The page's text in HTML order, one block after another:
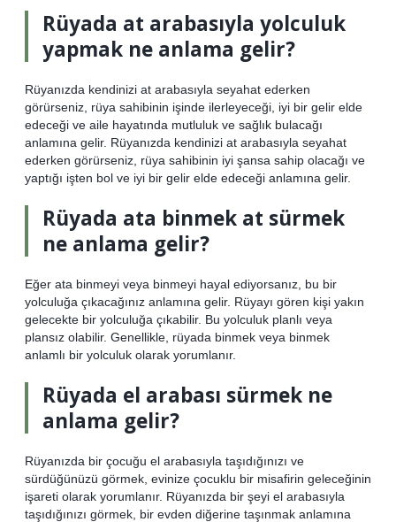
Rüyada at arabasıyla yolculuk
yapmak ne anlama gelir?
Rüyanızda kendinizi at arabasıyla seyahat ederken
görürseniz, rüya sahibinin işinde ilerleyeceği, iyi bir gelir elde
edeceği ve aile hayatında mutluluk ve sağlık bulacağı
anlamına gelir. Rüyanızda kendinizi at arabasıyla seyahat
ederken görürseniz, rüya sahibinin iyi şansa sahip olacağı ve
yaptığı işten bol ve iyi bir gelir elde edeceği anlamına gelir.
Rüyada ata binmek at sürmek
ne anlama gelir?
Eğer ata binmeyi veya binmeyi hayal ediyorsanız, bu bir
yolculuğa çıkacağınız anlamına gelir. Rüyayı gören kişi yakın
gelecekte bir yolculuğa çıkabilir. Bu yolculuk planlı veya
plansız olabilir. Genellikle, rüyada binmek veya binmek
anlamlı bir yolculuk olarak yorumlanır.
Rüyada el arabası sürmek ne
anlama gelir?
Rüyanızda bir çocuğu el arabasıyla taşıdığınızı ve
sürdüğünüzü görmek, evinize çocuklu bir misafirin geleceğinin
işareti olarak yorumlanır. Rüyanızda bir şeyi el arabasıyla
taşıdığınızı görmek, bir evden diğerine taşınmak anlamına